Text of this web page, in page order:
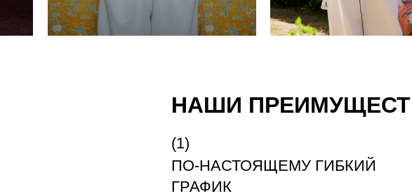
НАШИ
ПО-НАСТОЯЩЕМУ ГИБКИЙ
ГРАФИК